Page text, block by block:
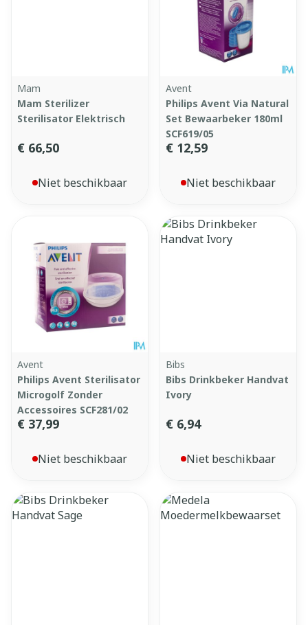
Mam
Mam Sterilizer
Sterilisator Elektrisch
€ 66,50
Niet beschikbaar
Avent
Philips Avent Via Natural
Set Bewaarbeker 180ml
SCF619/05
€ 12,59
Niet beschikbaar
Avent
Philips Avent Sterilisator
Microgolf Zonder
Accessoires SCF281/02
€ 37,99
Niet beschikbaar
Bibs
Bibs Drinkbeker Handvat
Ivory
€ 6,94
Niet beschikbaar